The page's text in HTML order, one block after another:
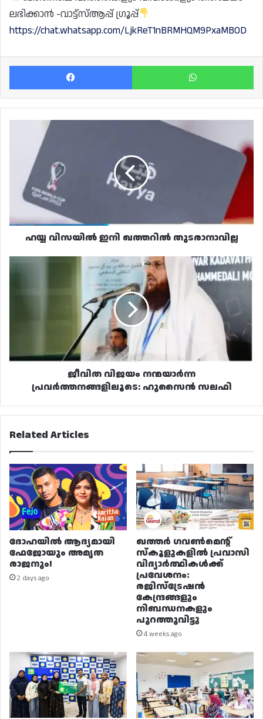
ലഭിക്കാൻ -വാട്ട്സ്ആപ്പ് ഗ്രൂപ്പ്
https://chat.whatsapp.com/LjkReT1nBRMHQM9PxaMBOD
Facebook
വിസയിൽ
ഖത്തറിൽ
തുടരാനാവില്ല
ഹയ്യ വിസയിൽ ഇനി ഖത്തറിൽ തുടരാനാവില്ല
ജീവിത
വിജയം
പ്രവർത്തനങ്ങളിലൂടെ:
ജീവിത വിജയം നന്മയാർന്ന
പ്രവർത്തനങ്ങളിലൂടെ: ഹുസൈൻ സലഫി
Related Articles
ദോഹയിൽ ആദ്യമായി
ഫേജോയും അമൃത
രാജനും!
2 days ago
ഖത്തർ ഗവൺമെന്റ്
സ്കൂളുകളിൽ പ്രവാസി
വിദ്യാർത്ഥികൾക്ക്
പ്രവേശനം:
രജിസ്ട്രേഷൻ
കേന്ദ്രങ്ങളും
നിബന്ധനകളും
പുറത്തുവിട്ടു
4 weeks ago